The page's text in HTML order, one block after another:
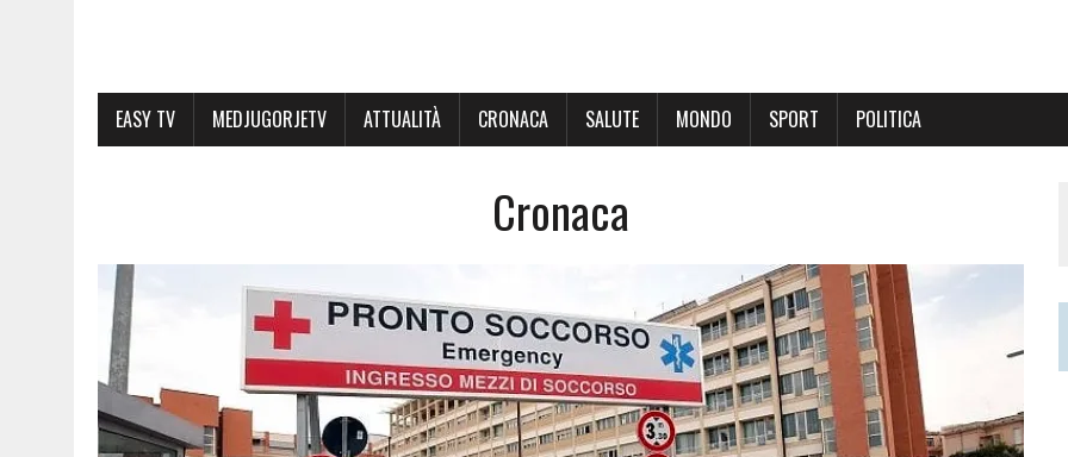
EASY TV MEDJUGORJETV ATTUALITÀ CRONACA SALUTE MONDO SPORT POLITICA
Cronaca